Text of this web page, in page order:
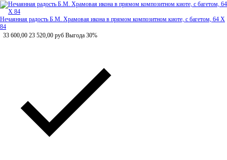
Нечаянная радость Б.М. Храмовая икона в прямом композитном киоте, с багетом, 64 Х
84
33 600,00 23 520,00 руб Выгода 30%